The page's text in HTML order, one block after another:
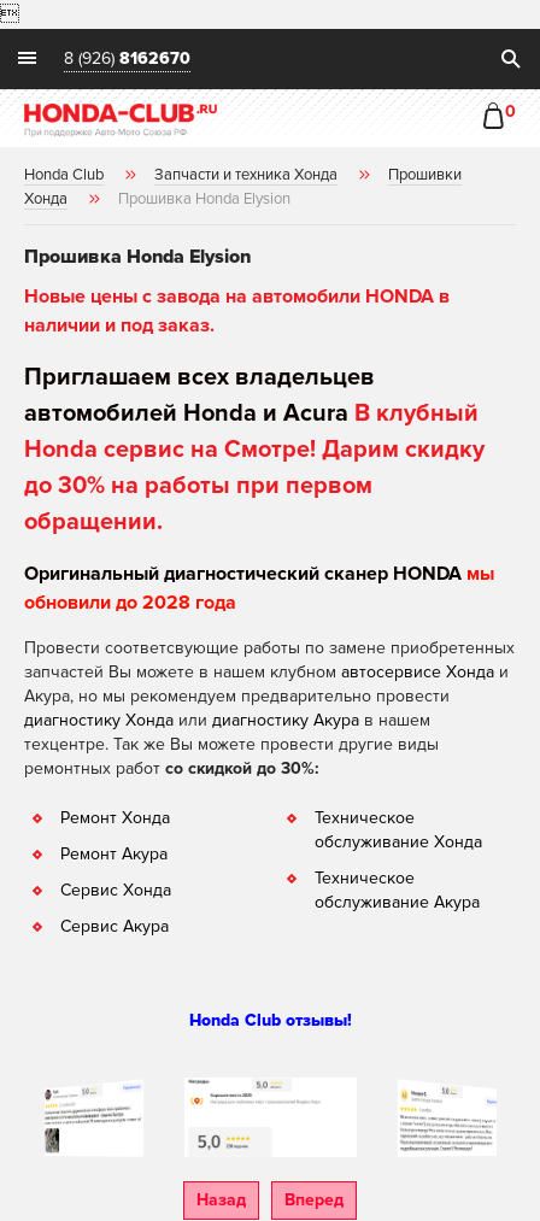

8 (926) 8162670
0
Honda Club Запчасти и техника Хонда
Прошивки
Хонда
Прошивка Honda Elysion
Прошивка Honda Elysion
Новые цены с завода на автомобили HONDA в
наличии и под заказ.
Приглашаем всех владельцев
автомобилей Honda и Acura В клубный
Honda сервис на Смотре! Дарим скидку
до 30% на работы при первом
обращении.
Оригинальный диагностический сканер HONDA мы
обновили до 2028 года
Провести соответсвующие работы по замене приобретенных
запчастей Вы можете в нашем клубном автосервисе Хонда и
Акура, но мы рекомендуем предварительно провести
диагностику Хонда или диагностику Акура в нашем
техцентре. Так же Вы можете провести другие виды
ремонтных работ со скидкой до 30%:
Ремонт Хонда
Ремонт Акура
Сервис Хонда
Сервис Акура
Техническое
обслуживание Хонда
Техническое
обслуживание Акура
Honda Club отзывы!
Назад Вперед